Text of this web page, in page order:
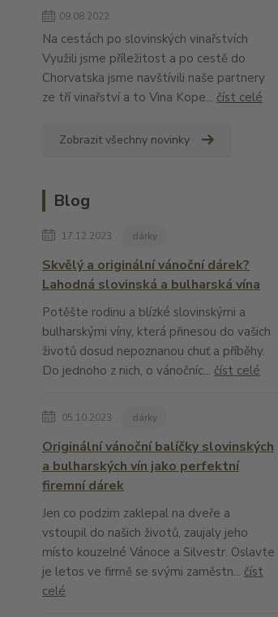
09.08.2022
Na cestách po slovinských vinařstvích
Využili jsme příležitost a po cestě do
Chorvatska jsme navštívili naše partnery
ze tří vinařství a to Vina Kope... číst celé
Zobrazit všechny novinky
Blog
17.12.2023 dárky
Skvělý a originální vánoční dárek?
Lahodná slovinská a bulharská vína
Potěšte rodinu a blízké slovinskými a
bulharskými víny, která přinesou do vašich
životů dosud nepoznanou chuť a příběhy.
Do jednoho z nich, o vánočníc... číst celé
05.10.2023 dárky
Originální vánoční balíčky slovinských
a bulharských vín jako perfektní
firemní dárek
Jen co podzim zaklepal na dveře a
vstoupil do našich životů, zaujaly jeho
místo kouzelné Vánoce a Silvestr. Oslavte
je letos ve firmě se svými zaměstn... číst
celé